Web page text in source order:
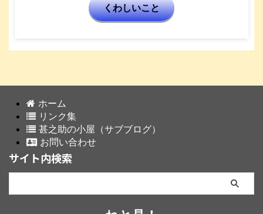
くわしいこと
ホーム
リンク集
甚之助の小屋（サブブログ）
お問い合わせ
サイト内検索